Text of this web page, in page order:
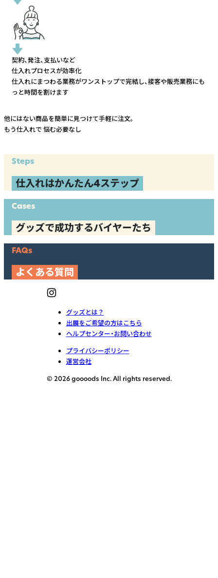
契約、発注、支払いなど
仕入れプロセスが効率化
仕入れにまつわる業務がワンストップで完結し、接客や販売業務にも
っと時間を割けます
他にはない商品を簡単に見つけて手軽に注文。
もう仕入れで 悩む必要なし
Steps
仕入れはかんたん4ステップ
Cases
グッズで成功するバイヤーたち
FAQs
よくある質問
グッズとは？
出展をご希望の方はこちら
ヘルプセンター・お問い合わせ
プライバシーポリシー
運営会社
© 2026 goooods Inc. All rights reserved.